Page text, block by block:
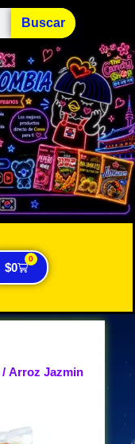
Buscar
$0
0
/ Arroz Jazmin